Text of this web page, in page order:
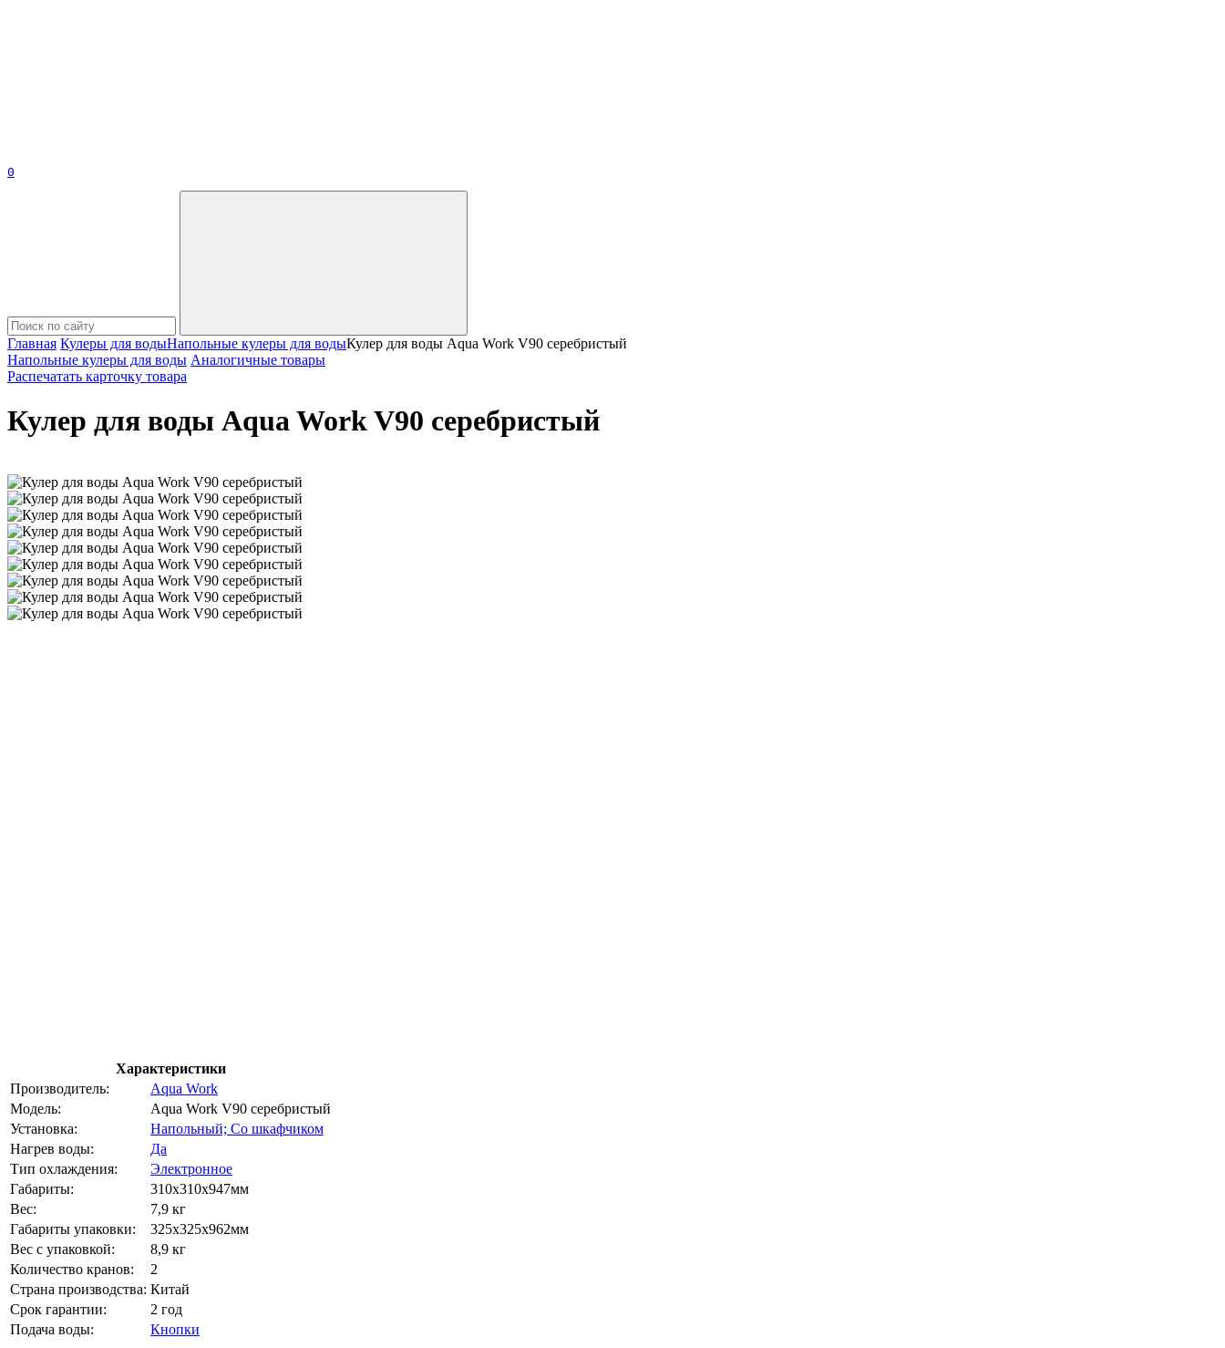
0
Главная Кулеры для водыНапольные кулеры для водыКулер для воды Aqua Work V90 серебристый
Напольные кулеры для воды Аналогичные товары
Распечатать карточку товара
Кулер для воды Aqua Work V90 серебристый
Характеристики
Производитель:
Aqua Work
Модель:
Aqua Work V90 серебристый
Установка:
Напольный; Со шкафчиком
Нагрев воды:
Да
Тип охлаждения:
Электронное
Габариты:
310x310x947мм
Вес:
7,9 кг
Габариты упаковки:
325х325х962мм
Вес с упаковкой:
8,9 кг
Количество кранов:
2
Страна производства: Китай
Срок гарантии:
2 год
Подача воды:
Кнопки